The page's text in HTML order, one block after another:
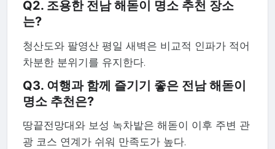
Q2. 조용한 전남 해돋이 명소 추천 장소
는?
청산도와 팔영산 평일 새벽은 비교적 인파가 적어
차분한 분위기를 유지한다.
Q3. 여행과 함께 즐기기 좋은 전남 해돋이
명소 추천은?
땅끝전망대와 보성 녹차밭은 해돋이 이후 주변 관
광 코스 연계가 쉬워 만족도가 높다.